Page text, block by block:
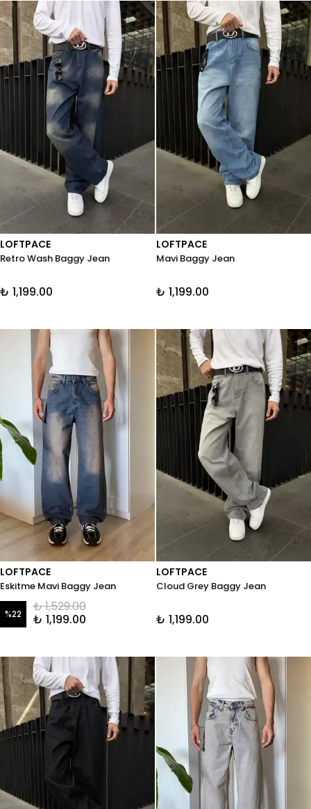
LOFTPACE
Retro Wash Baggy Jean
₺ 1,199.00
LOFTPACE
Mavi Baggy Jean
₺ 1,199.00
LOFTPACE
Eskitme Mavi Baggy Jean
%22
₺ 1,529.00
₺ 1,199.00
LOFTPACE
Cloud Grey Baggy Jean
₺ 1,199.00